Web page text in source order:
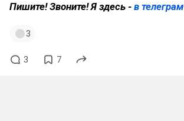
Пишите! Звоните! Я здесь - в телеграм
3
3 7